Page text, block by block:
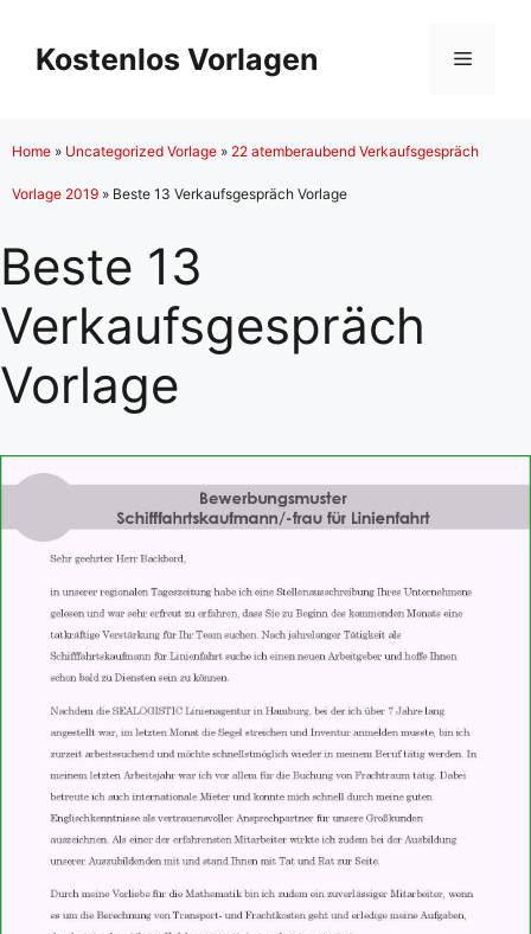
Inhalt
springen
Kostenlos Vorlagen Menü
Home » Uncategorized Vorlage » 22 atemberaubend Verkaufsgespräch
Vorlage 2019 » Beste 13 Verkaufsgespräch Vorlage
Beste 13
Verkaufsgespräch
Vorlage